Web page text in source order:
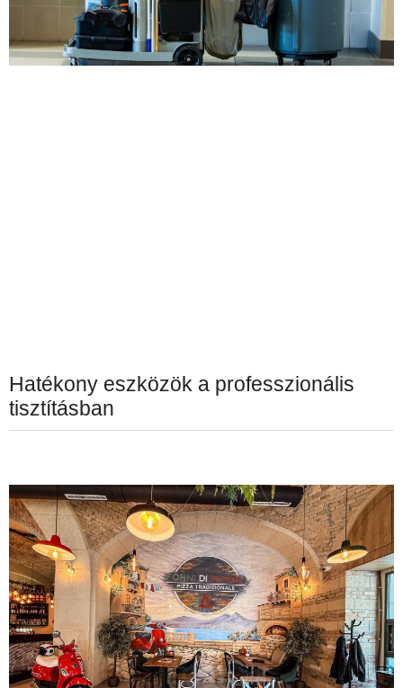
Hatékony eszközök a professzionális
tisztításban